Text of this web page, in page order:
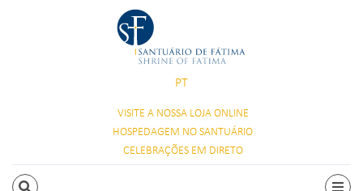
PT
VISITE A NOSSA LOJA ONLINE
HOSPEDAGEM NO SANTUÁRIO
CELEBRAÇÕES EM DIRETO